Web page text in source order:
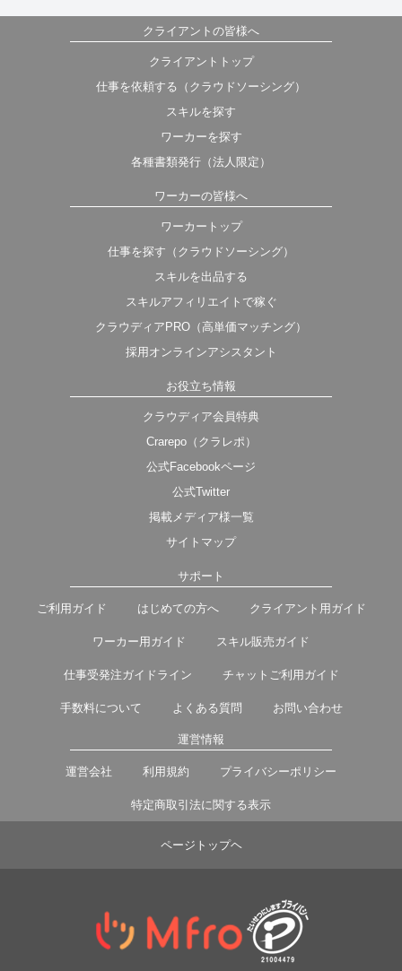
クライアントの皆様へ
クライアントトップ
仕事を依頼する（クラウドソーシング）
スキルを探す
ワーカーを探す
各種書類発行（法人限定）
ワーカーの皆様へ
ワーカートップ
仕事を探す（クラウドソーシング）
スキルを出品する
スキルアフィリエイトで稼ぐ
クラウディアPRO（高単価マッチング）
採用オンラインアシスタント
お役立ち情報
クラウディア会員特典
Crarepo（クラレポ）
公式Facebookページ
公式Twitter
掲載メディア様一覧
サイトマップ
サポート
ご利用ガイド はじめての方へ クライアント用ガイド
ワーカー用ガイド スキル販売ガイド
仕事受発注ガイドライン チャットご利用ガイド
手数料について よくある質問 お問い合わせ
運営情報
運営会社 利用規約 プライバシーポリシー
特定商取引法に関する表示
ページトップヘ